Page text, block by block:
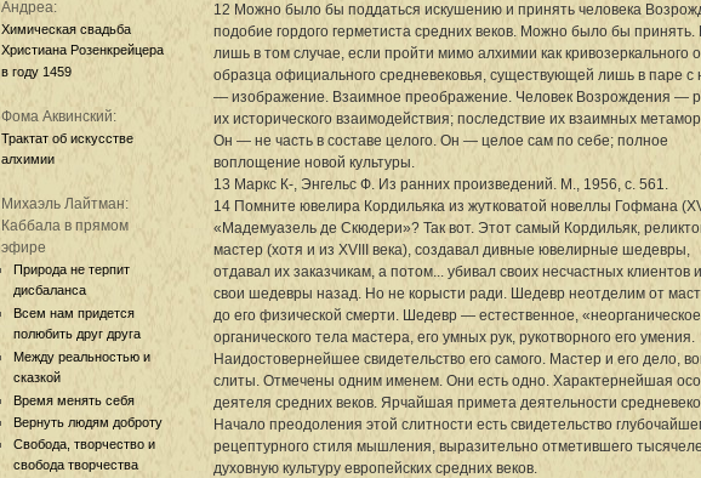
Андреа:
Химическая свадьба
Христиана Розенкрейцера
в году 1459
Фома Аквинский:
Трактат об искусстве
алхимии
Михаэль Лайтман:
Каббала в прямом
эфире
Природа не терпит
дисбаланса
Всем нам придется
полюбить друг друга
Между реальностью и
сказкой
Время менять себя
Вернуть людям доброту
Свобода, творчество и
свобода творчества
12 Можно было бы поддаться искушению и принять человека
подобие гордого герметиста средних веков. Можно было бы принять.
лишь в том случае, если пройти мимо алхимии как кривозеркального
образца официального средневековья, существующей лишь в паре с
— изображение. Взаимное преображение. Человек Возрождения —
их исторического взаимодействия; последствие их взаимных
Он — не часть в составе целого. Он — целое сам по себе; полное
воплощение новой культуры.
13 Маркс К-, Энгельс Ф. Из ранних произведений. М., 1956, с. 561.
14 Помните ювелира Кордильяка из жутковатой новеллы Гофмана
«Мадемуазель де Скюдери»? Так вот. Этот самый Кордильяк,
мастер (хотя и из XVIII века), создавал дивные ювелирные шедевры,
отдавал их заказчикам, а потом... убивал своих несчастных клиентов
свои шедевры назад. Но не корысти ради. Шедевр неотделим от
до его физической смерти. Шедевр — естественное,
органического тела мастера, его умных рук, рукотворного его умения.
Наидостовернейшее свидетельство его самого. Мастер и его дело,
слиты. Отмечены одним именем. Они есть одно. Характернейшая
деятеля средних веков. Ярчайшая примета деятельности
Начало преодоления этой слитности есть свидетельство
рецептурного стиля мышления, выразительно отметившего
духовную культуру европейских средних веков.